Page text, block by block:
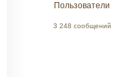
Пользователи
3 248 сообщений